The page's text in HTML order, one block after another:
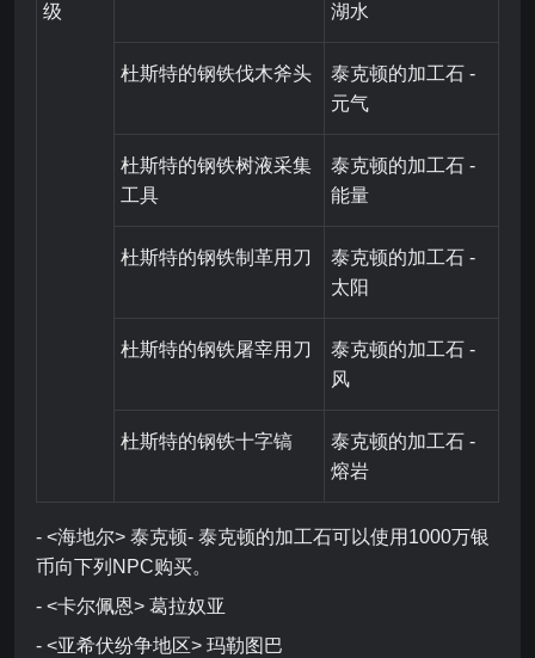
级
湖水
杜斯特的钢铁伐木斧头
泰克顿的加工石 -
元气
杜斯特的钢铁树液采集
工具
泰克顿的加工石 -
能量
杜斯特的钢铁制革用刀
泰克顿的加工石 -
太阳
杜斯特的钢铁屠宰用刀
泰克顿的加工石 -
风
杜斯特的钢铁十字镐
泰克顿的加工石 -
熔岩
- <海地尔> 泰克顿- 泰克顿的加工石可以使用1000万银
币向下列NPC购买。
- <卡尔佩恩> 葛拉奴亚
- <亚希伏纷争地区> 玛勒图巴